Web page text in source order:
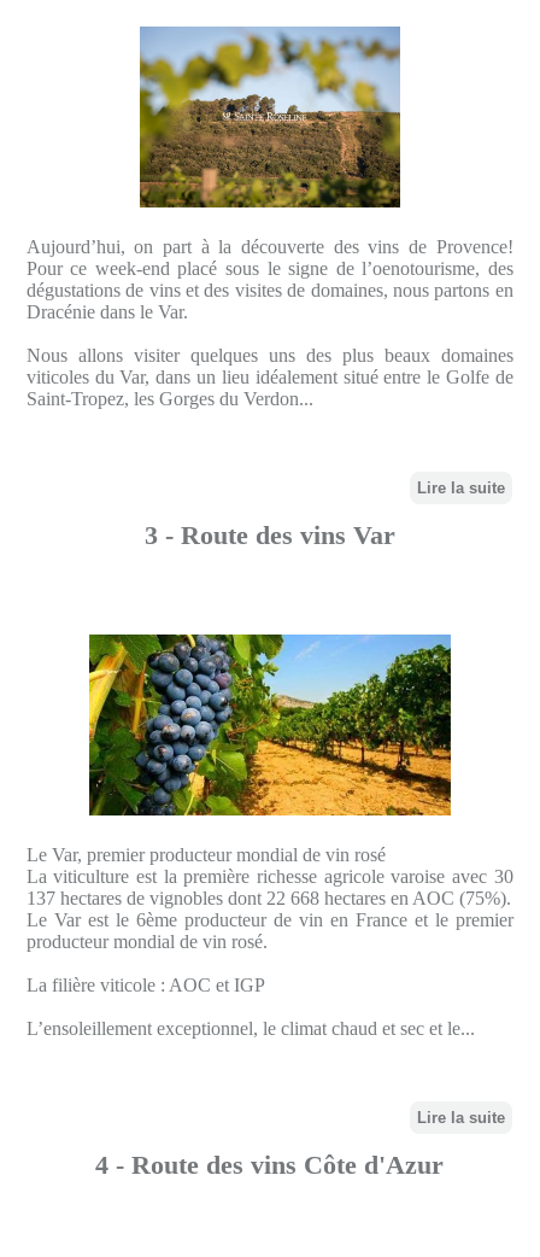
Aujourd’hui, on part à la découverte des vins de Provence!
Pour ce week-end placé sous le signe de l’oenotourisme, des
dégustations de vins et des visites de domaines, nous partons en
Dracénie dans le Var.
Nous allons visiter quelques uns des plus beaux domaines
viticoles du Var, dans un lieu idéalement situé entre le Golfe de
Saint-Tropez, les Gorges du Verdon...
Lire la suite
3 - Route des vins Var
Le Var, premier producteur mondial de vin rosé
La viticulture est la première richesse agricole varoise avec 30
137 hectares de vignobles dont 22 668 hectares en AOC (75%).
Le Var est le 6ème producteur de vin en France et le premier
producteur mondial de vin rosé.
La filière viticole : AOC et IGP
L’ensoleillement exceptionnel, le climat chaud et sec et le...
Lire la suite
4 - Route des vins Côte d'Azur